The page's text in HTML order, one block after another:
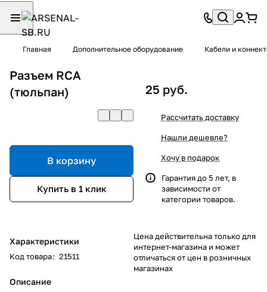
Главная Дополнительное оборудование Кабели и
Разъем RCA
(тюльпан)
В корзину
Купить в 1 клик
Характеристики
Код товара: 21511
Описание
25 руб.
Рассчитать доставку
Нашли дешевле?
Хочу в подарок
Гарантия до 5 лет, в
зависимости от
категории товаров.
Цена действительна только для
интернет-магазина и может
отличаться от цен в розничных
магазинах